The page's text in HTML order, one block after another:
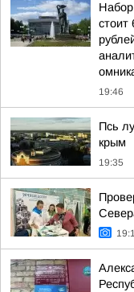
стоит
19:46
Псь
крым
19:35